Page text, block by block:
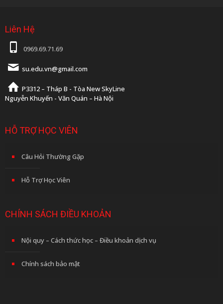
Liên Hệ
0969.69.71.69
su.edu.vn@gmail.com
P3312 – Tháp B - Tòa New SkyLine
Nguyễn Khuyến - Văn Quán – Hà Nội
HỖ TRỢ HỌC VIÊN
Câu Hỏi Thường Gặp
Hỗ Trợ Học Viên
CHÍNH SÁCH ĐIỀU KHOẢN
Nội quy – Cách thức học – Điều khoản dịch vụ
Chính sách bảo mật